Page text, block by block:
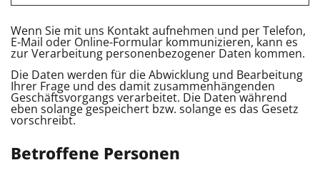
Wenn Sie mit uns Kontakt aufnehmen und per Telefon,
E-Mail oder Online-Formular kommunizieren, kann es
zur Verarbeitung personenbezogener Daten kommen.
Die Daten werden für die Abwicklung und Bearbeitung
Ihrer Frage und des damit zusammenhängenden
Geschäftsvorgangs verarbeitet. Die Daten während
eben solange gespeichert bzw. solange es das Gesetz
vorschreibt.
Betroffene Personen